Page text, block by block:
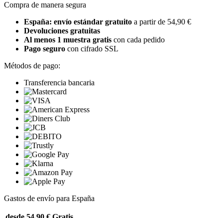
Compra de manera segura
España: envío estándar gratuito a partir de 54,90 €
Devoluciones gratuitas
Al menos 1 muestra gratis con cada pedido
Pago seguro con cifrado SSL
Métodos de pago:
Transferencia bancaria
Gastos de envío para España